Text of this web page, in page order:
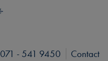
- 541 9450
Contact